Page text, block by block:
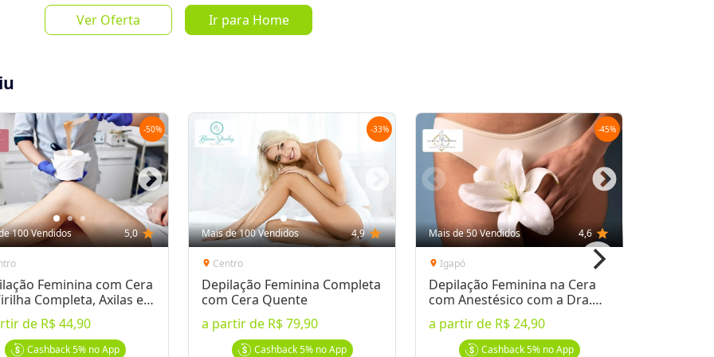
Ver Oferta Ir para Home
Salvar Oferta
Inscrever-se
a compra
-50%
100 Vendidos 5,0 star
Feminina com Cera
Completa, Axilas e
Perna
de R$ 44,90
Cashback5%no App
-33%
Mais de 100 Vendidos 4,9 star
location_on Centro
Depilação Feminina Completa
com Cera Quente
a partir de R$ 79,90
Cashback5%no App
-45%
Mais de 50 Vendidos 4,6 star
location_on Igapó
Depilação Feminina na Cera
com Anestésico com a Dra.
Adna Barbosa
a partir de R$ 24,90
Cashback5%no App